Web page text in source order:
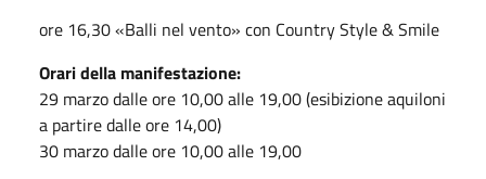
ore 16,30 «Balli nel vento» con Country Style & Smile
Orari della manifestazione:
29 marzo dalle ore 10,00 alle 19,00 (esibizione aquiloni
a partire dalle ore 14,00)
30 marzo dalle ore 10,00 alle 19,00